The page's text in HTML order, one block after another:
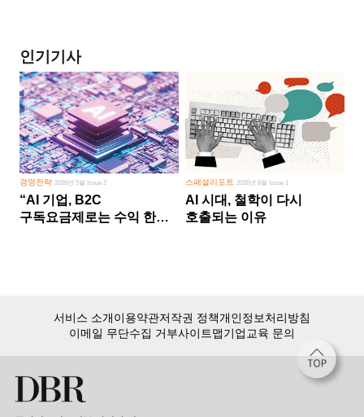
인기기사
경영전략 2026년 5월 Issue 2
“AI 기업, B2C
구독요금제로는 수익 한계
스페셜리포트 2026년 8월 Issue 1
AI 시대, 철학이 다시
호출되는 이유
서비스 소개이용약관저작권 정책개인정보처리방침
이메일 무단수집 거부사이트맵기업교육 문의